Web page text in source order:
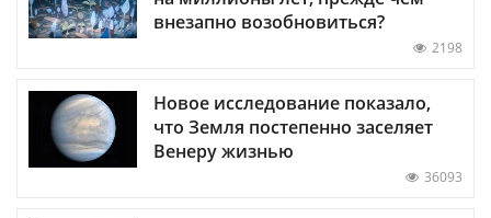
внезапно возобновиться?
2198
Новое исследование показало,
что Земля постепенно заселяет
Венеру жизнью
36093